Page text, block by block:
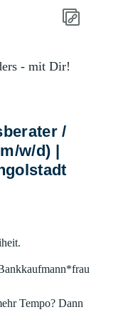
- mit Dir!
/
w/d) |
Tempo? Dann